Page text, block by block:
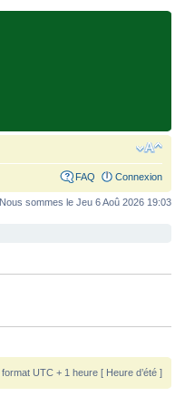
FAQ Connexion
Nous sommes le Jeu 6 Aoû 2026 19:03
UTC + 1 heure [ Heure d’été ]